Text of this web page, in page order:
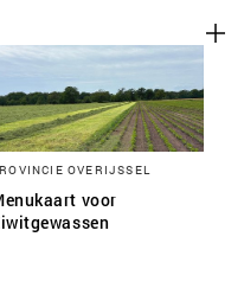
OVERIJSSEL
voor